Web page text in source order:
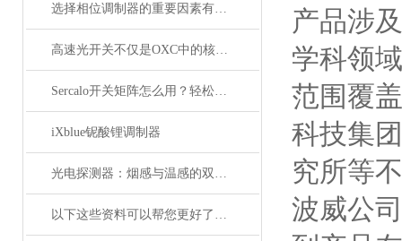
选择相位调制器的重要因素有哪些？你清楚吗？
高速光开关不仅是OXC中的核心器件，它还广泛应用于这些领域
Sercalo开关矩阵怎么用？轻松实现光路智能切换
iXblue铌酸锂调制器
光电探测器：烟感与温感的双重角色
以下这些资料可以帮您更好了解偏振分析仪
产品涉
学科领
范围覆
科技集
究所等
波威公